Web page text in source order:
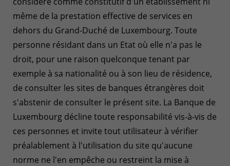
même de la prestation effective de services en
dehors du Grand-Duché de Luxembourg. Toute
personne résidant dans un Etat où elle n'a pas le
droit, pour une raison quelconque tenant par
exemple à sa nationalité ou à son lieu de résidence,
de consulter les sites de banques étrangères doit
s'abstenir de consulter le présent site. La Banque de
Luxembourg décline toute responsabilité vis-à-vis de
ces personnes et invite tout utilisateur à vérifier
préalablement à l'utilisation du site qu'aucune
norme ne l'en empêche ou restreint la mise à